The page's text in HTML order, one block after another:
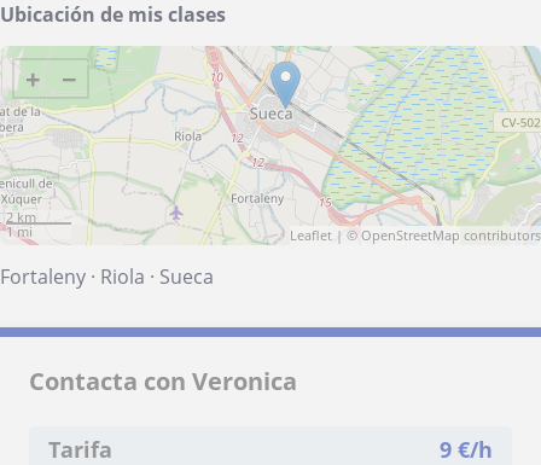
Ubicación de mis clases
+ −
2 km
1 mi
Leaflet | © OpenStreetMap contributors
Fortaleny · Riola · Sueca
Contacta con Veronica
Tarifa 9 €/h